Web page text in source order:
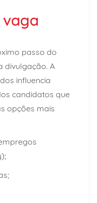
passo do
divulgação. A
influencia
candidatos que
opções mais